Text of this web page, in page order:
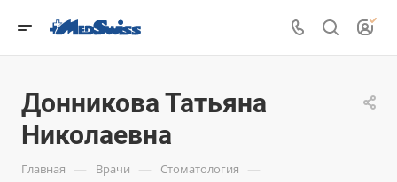
Донникова Татьяна
Николаевна
Главная — Врачи — Стоматология —